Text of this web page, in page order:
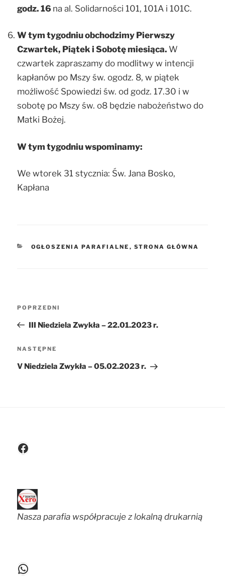
godz. 16 na al. Solidarności 101, 101A i 101C.
W tym tygodniu obchodzimy Pierwszy
Czwartek, Piątek i Sobotę miesiąca. W
czwartek zapraszamy do modlitwy w intencji
kapłanów po Mszy św. ogodz. 8, w piątek
możliwość Spowiedzi św. od godz. 17.30 i w
sobotę po Mszy św. o8 będzie nabożeństwo do
Matki Bożej.
W tym tygodniu wspominamy:
We wtorek 31 stycznia: Św. Jana Bosko,
Kapłana
KATEGORIE
OGŁOSZENIA PARAFIALNE , STRONA GŁÓWNA
Nawigacja
wpisu
Poprzedni
wpis
POPRZEDNI
III Niedziela Zwykła – 22.01.2023 r.
Następny
wpis
NASTĘPNE
V Niedziela Zwykła – 05.02.2023 r.
Facebook
Nasza parafia współpracuje z lokalną drukarnią
WhatsApp